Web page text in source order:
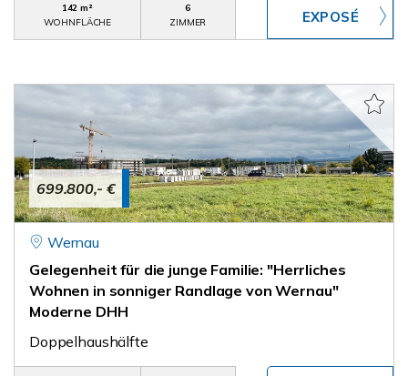
142 m²
WOHNFLÄCHE
6
ZIMMER
699.800,- €
Wernau
Gelegenheit für die junge Familie: "Herrliches
Wohnen in sonniger Randlage von Wernau"
Moderne DHH
Doppelhaushälfte